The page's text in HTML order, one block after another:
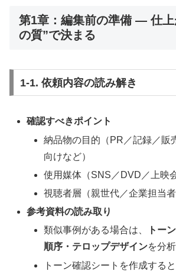
第1章：編集前の準備 ― 仕上
の質”で決まる
1-1. 依頼内容の読み解き
確認すべきポイント
納品物の目的（PR／記録／販
向けなど）
使用媒体（SNS／DVD／上映
視聴者層（親世代／企業担当者
参考資料の読み取り
類似事例がある場合は、
トー
順序・テロップデザインを分析
トーン確認シートを作成する